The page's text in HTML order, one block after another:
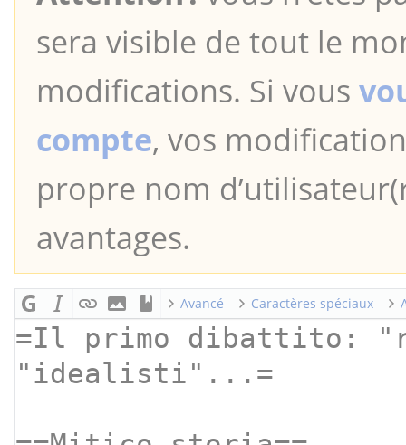
sera visible de tout le
modifications. Si vous
compte, vos
propre nom
avantages.
Avancé Caractères spéciaux